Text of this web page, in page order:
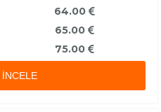
64.00
65.00
75.00